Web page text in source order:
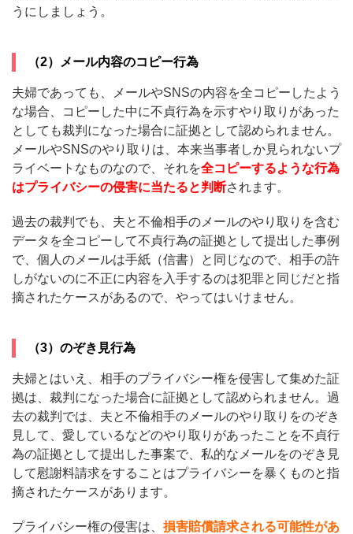
うにしましょう。
（2）メール内容のコピー行為
夫婦であっても、メールやSNSの内容を全コピーしたよう
な場合、コピーした中に不貞行為を示すやり取りがあった
としても裁判になった場合に証拠として認められません。
メールやSNSのやり取りは、本来当事者しか見られないプ
ライベートなものなので、それを全コピーするような行為
はプライバシーの侵害に当たると判断されます。
過去の裁判でも、夫と不倫相手のメールのやり取りを含む
データを全コピーして不貞行為の証拠として提出した事例
で、個人のメールは手紙（信書）と同じなので、相手の許
しがないのに不正に内容を入手するのは犯罪と同じだと指
摘されたケースがあるので、やってはいけません。
（3）のぞき見行為
夫婦とはいえ、相手のプライバシー権を侵害して集めた証
拠は、裁判になった場合に証拠として認められません。過
去の裁判では、夫と不倫相手のメールのやり取りをのぞき
見して、愛しているなどのやり取りがあったことを不貞行
為の証拠として提出した事案で、私的なメールをのぞき見
して慰謝料請求をすることはプライバシーを暴くものと指
摘されたケースがあります。
プライバシー権の侵害は、 損害賠償請求される可能性があ